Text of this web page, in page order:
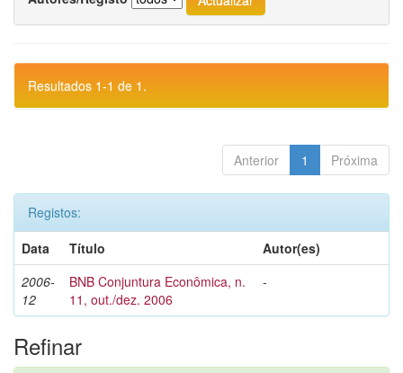
Resultados 1-1 de 1.
Anterior 1 Próxima
Registos:
Data
Título
Autor(es)
2006-
12
BNB Conjuntura Econômica, n.
11, out./dez. 2006
-
Refinar